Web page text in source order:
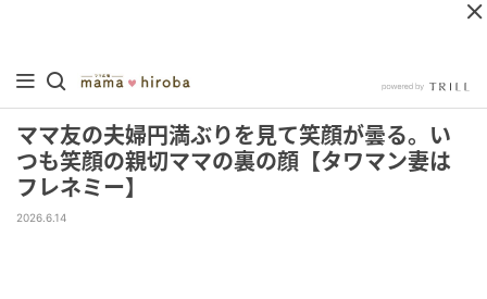
ママ友の夫婦円満ぶりを見て笑顔が曇る。い
つも笑顔の親切ママの裏の顔【タワマン妻は
フレネミー】
2026.6.14